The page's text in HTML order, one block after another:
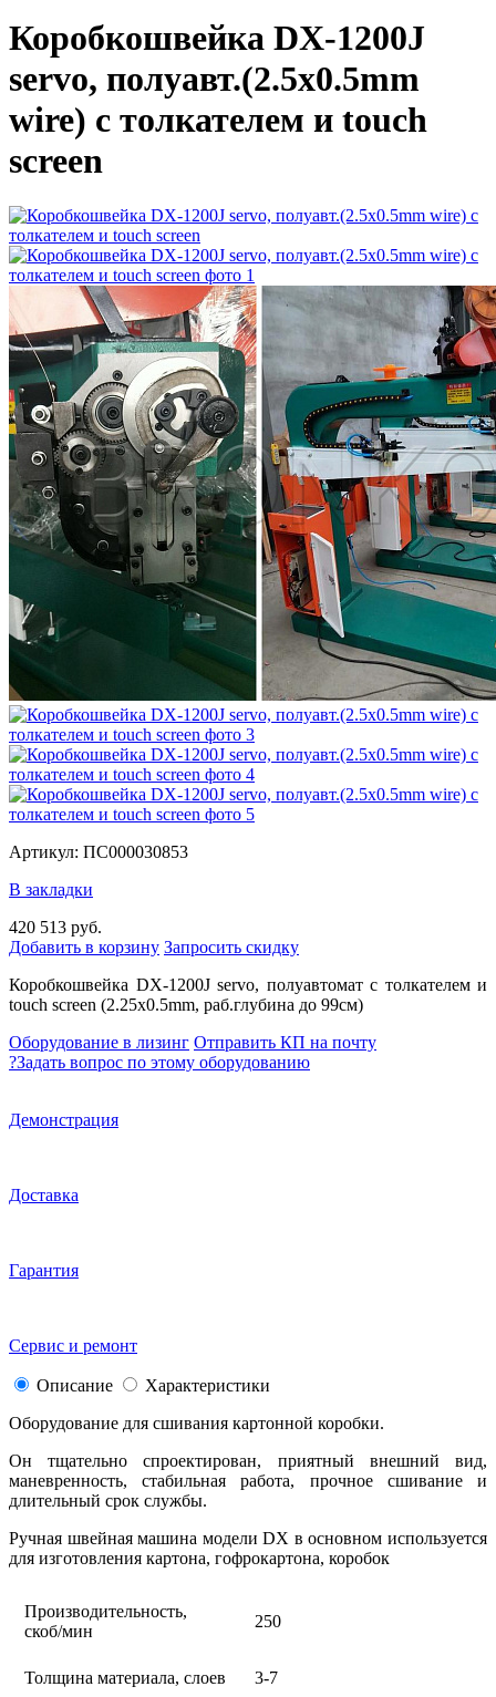
Коробкошвейка DX-1200J
servo, полуавт.(2.5x0.5mm
wire) с толкателем и touch
screen
Артикул: ПС000030853
В закладки
420 513 руб.
Добавить в корзину Запросить скидку
Коробкошвейка DX-1200J servo, полуавтомат с толкателем и
touch screen (2.25x0.5mm, раб.глубина до 99см)
Оборудование в лизинг Отправить КП на почту
?Задать вопрос по этому оборудованию
Демонстрация
Доставка
Гарантия
Сервис и ремонт
Описание
Характеристики
Оборудование для сшивания картонной коробки.
Он тщательно спроектирован, приятный внешний вид,
маневренность, стабильная работа, прочное сшивание и
длительный срок службы.
Ручная швейная машина модели DX в основном используется
для изготовления картона, гофрокартона, коробок
Производительность,
скоб/мин
250
Толщина материала, слоев 3-7